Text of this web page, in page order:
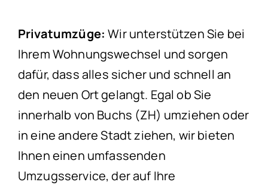
Privatumzüge: Wir unterstützen Sie bei
Ihrem Wohnungswechsel und sorgen
dafür, dass alles sicher und schnell an
den neuen Ort gelangt. Egal ob Sie
innerhalb von Buchs (ZH) umziehen oder
in eine andere Stadt ziehen, wir bieten
Ihnen einen umfassenden
Umzugsservice, der auf Ihre